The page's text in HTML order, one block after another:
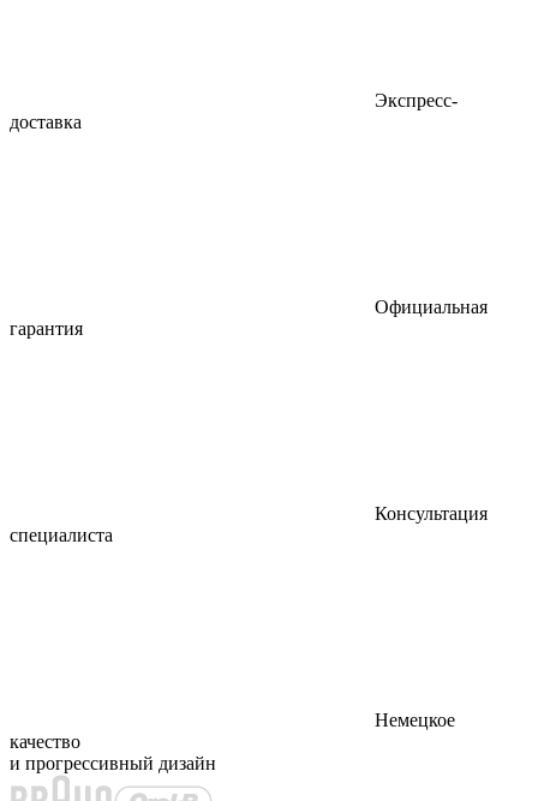
Экспресс-
доставка
Официальная
гарантия
Консультация
специалиста
Немецкое
качество
и прогрессивный дизайн